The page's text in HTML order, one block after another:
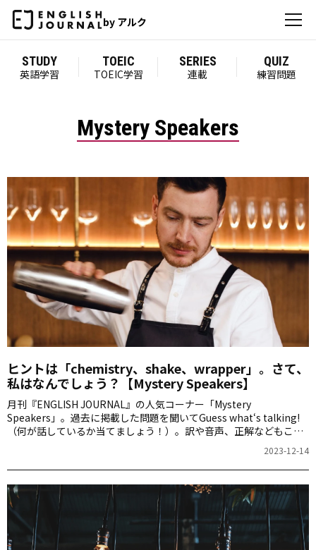
by アルク
STUDY
英語学習
TOEIC
TOEIC学習
SERIES
連載
QUIZ
練習問題
Mystery Speakers
ヒントは「chemistry、shake、wrapper」。さて、
私はなんでしょう？【Mystery Speakers】
月刊『ENGLISH JOURNAL』の人気コーナー「Mystery
Speakers」。過去に掲載した問題を聞いてGuess what‘s talking!
（何が話しているか当てましょう！）。訳や音声、正解などもこち
2023-12-14